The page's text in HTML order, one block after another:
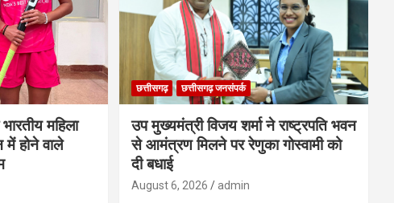
महिला
में होने वाले
छत्तीसगढ़ छत्तीसगढ़ जनसंपर्क
उप मुख्यमंत्री विजय शर्मा ने राष्ट्रपति भवन
से आमंत्रण मिलने पर रेणुका गोस्वामी को
दी बधाई
August 6, 2026 admin